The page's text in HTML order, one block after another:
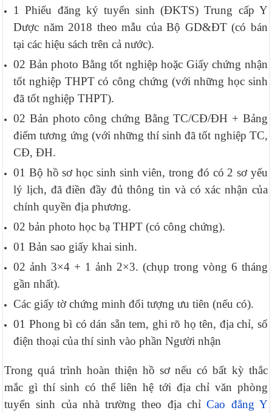
1 Phiếu đăng ký tuyển sinh (ĐKTS) Trung cấp Y
Dược năm 2018 theo mẫu của Bộ GD&ĐT (có bán
tại các hiệu sách trên cả nước).
02 Bản photo Bằng tốt nghiệp hoặc Giấy chứng nhận
tốt nghiệp THPT có công chứng (với những học sinh
đã tốt nghiệp THPT).
02 Bản photo công chứng Bằng TC/CĐ/ĐH + Bảng
điểm tương ứng (với những thí sinh đã tốt nghiệp TC,
CĐ, ĐH.
01 Bộ hồ sơ học sinh sinh viên, trong đó có 2 sơ yếu
lý lịch, đã điền đầy đủ thông tin và có xác nhận của
chính quyền địa phương.
02 bản photo học bạ THPT (có công chứng).
01 Bản sao giấy khai sinh.
02 ảnh 3×4 + 1 ảnh 2×3. (chụp trong vòng 6 tháng
gần nhất).
Các giấy tờ chứng minh đối tượng ưu tiên (nếu có).
01 Phong bì có dán sẵn tem, ghi rõ họ tên, địa chỉ, số
điện thoại của thí sinh vào phần Người nhận
Trong quá trình hoàn thiện hồ sơ nếu có bất kỳ thắc
mắc gì thí sinh có thể liên hệ tới địa chỉ văn phòng
tuyển sinh của nhà trường theo địa chỉCao đẳng Y